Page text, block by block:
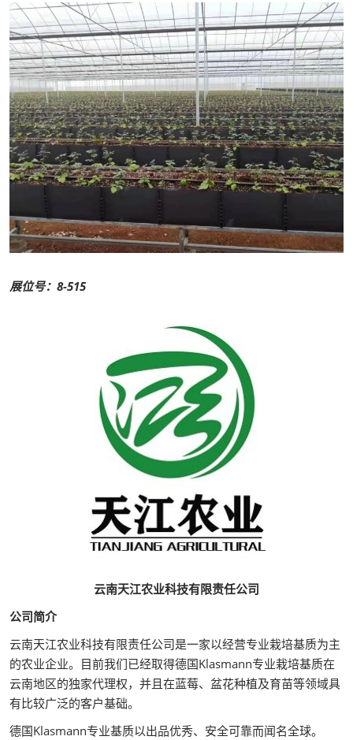
展位号：8-515
云南天江农业科技有限责任公司
公司简介
云南天江农业科技有限责任公司是一家以经营专业栽培基质为主
的农业企业。目前我们已经取得德国Klasmann专业栽培基质在
云南地区的独家代理权，并且在蓝莓、盆花种植及育苗等领域具
有比较广泛的客户基础。
德国Klasmann专业基质以出品优秀、安全可靠而闻名全球。